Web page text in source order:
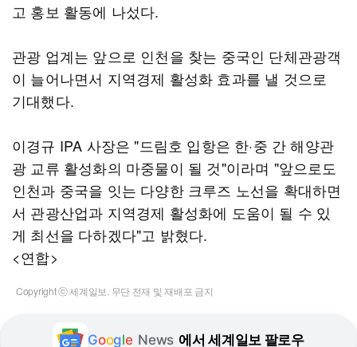
고 홍보 활동에 나섰다.
관광 업계는 앞으로 인천을 찾는 중국인 단체관광객
이 늘어나면서 지역경제 활성화 효과를 낼 것으로
기대했다.
이경규 IPA 사장은 "드림호 입항은 한·중 간 해양관
광 교류 활성화의 마중물이 될 것"이라며 "앞으로도
인천과 중국을 잇는 다양한 크루즈 노선을 확대하면
서 관광산업과 지역경제 활성화에 도움이 될 수 있
게 최선을 다하겠다"고 밝혔다.
<연합>
Copyright ⓒ 세계일보. 무단 전재 및 재배포 금지
Google News 에서 세계일보 팔로우